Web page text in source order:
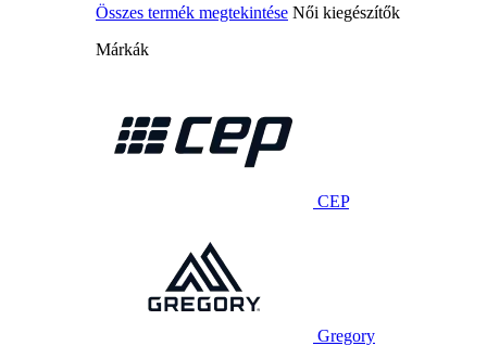
Összes termék megtekintése Női kiegészítők
Márkák
CEP
Gregory